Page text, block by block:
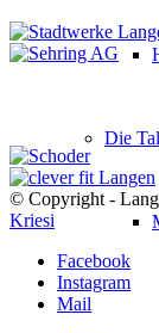
Die
© Copyright -
Kriesi
Facebook
Instagram
Mail